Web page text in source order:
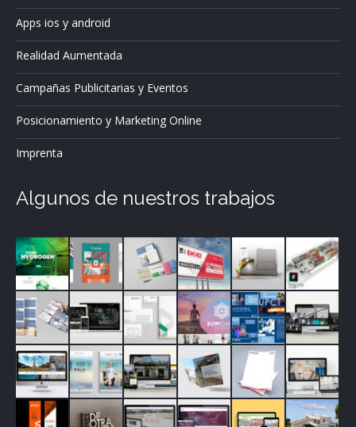
Apps ios y android
Realidad Aumentada
Campañas Publicitarias y Eventos
Posicionamiento y Marketing Online
Imprenta
Algunos de nuestros trabajos